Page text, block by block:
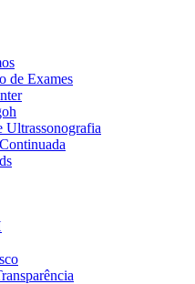
de Exames
Ultrassonografia